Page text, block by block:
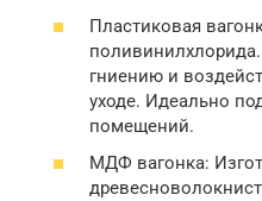
Пластиковая
гниению и
уходе. Идеально
помещений.
МДФ вагонка: